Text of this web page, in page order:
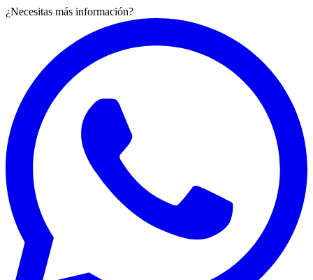
¿Necesitas más información?